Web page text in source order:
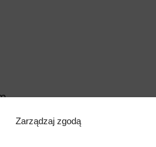
Zarządzaj zgodą